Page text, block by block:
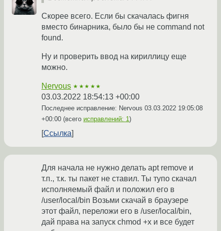
Скорее всего. Если бы скачалась фигня
вместо бинарника, было бы не command not
found.
Ну и проверить ввод на кириллицу еще
можно.
Nervous ★★★★★
03.03.2022 18:54:13 +00:00
Последнее исправление: Nervous 03.03.2022 19:05:08
+00:00 (всего исправлений: 1)
Ссылка
Для начала не нужно делать apt remove и
т.п., т.к. ты пакет не ставил. Ты тупо скачал
исполняемый файл и положил его в
/user/local/bin Возьми скачай в браузере
этот файл, переложи его в /user/local/bin,
дай права на запуск chmod +x и все будет